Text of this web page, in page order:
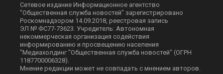
Сетевое издание Информационное агентство
"Общественная служба новостей" зарегистрировано
Роскомнадзором 14.09.2018, реестровая запись
ЭЛ № ФС77-73623. Учредитель: Автономная
некоммерческая организация содействия
информированию и просвещению населения
"Медиахолдинг "Общественная служба новостей" (ОГРН
1187700006328).
Мнение редакции может не совпадать с мнением авторов.